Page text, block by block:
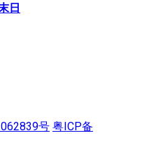
日
号 粤ICP备